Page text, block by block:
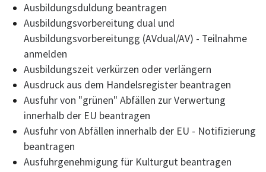
Ausbildungsduldung beantragen
Ausbildungsvorbereitung dual und
Ausbildungsvorbereitungg (AVdual/AV) - Teilnahme
anmelden
Ausbildungszeit verkürzen oder verlängern
Ausdruck aus dem Handelsregister beantragen
Ausfuhr von "grünen" Abfällen zur Verwertung
innerhalb der EU beantragen
Ausfuhr von Abfällen innerhalb der EU - Notifizierung
beantragen
Ausfuhrgenehmigung für Kulturgut beantragen